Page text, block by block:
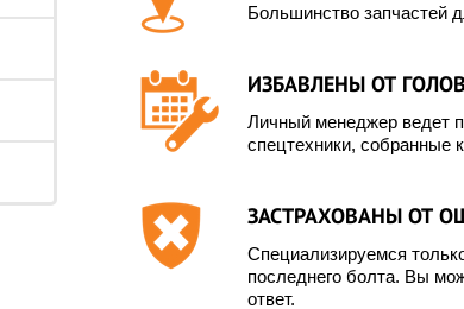
Большинство запчастей
ИЗБАВЛЕНЫ ОТ
Личный менеджер ведет
спецтехники, собранные
ЗАСТРАХОВАНЫ ОТ
Специализируемся
последнего болта. Вы
ответ.